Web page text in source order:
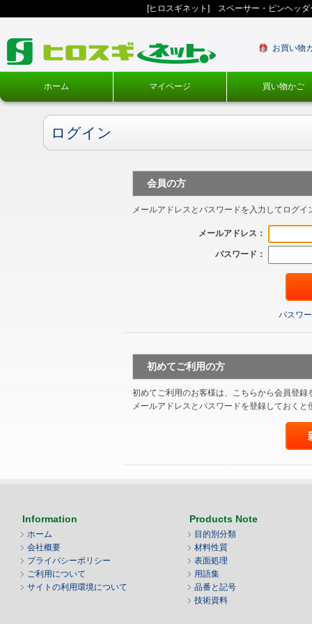
[ヒロスギネット] スペーサー・ピンヘッ
お買い物
ホーム マイページ 買い物かご
ログイン
会員の方
メールアドレスとパスワードを入力してログイ
メールアドレス：
パスワード：
パスワ
初めてご利用の方
初めてご利用のお客様は、こちらから会員登録
メールアドレスとパスワードを登録しておく
Information
ホーム
会社概要
プライバシーポリシー
ご利用について
サイトの利用環境について
Products Note
目的別分類
材料性質
表面処理
用語集
品番と記号
技術資料